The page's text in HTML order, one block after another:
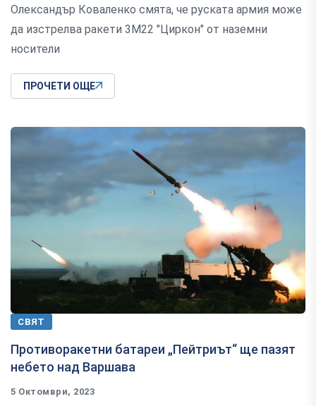
Олександър Коваленко смята, че руската армия може
да изстрелва ракети 3М22 "Циркон" от наземни
носители
ПРОЧЕТИ ОЩЕ
СВЯТ
Противоракетни батареи „Пейтриът“ ще пазят
небето над Варшава
5 Октомври, 2023